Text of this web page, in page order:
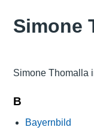
Simone
Simone Thomalla
B
Bayernbild